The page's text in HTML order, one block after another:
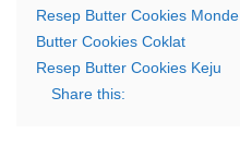
Resep Butter Cookies Monde
Butter Cookies Coklat
Resep Butter Cookies Keju
Share this: